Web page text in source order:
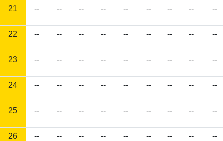
21 -- -- -- -- -- -- -- -- --
22 -- -- -- -- -- -- -- -- --
23 -- -- -- -- -- -- -- -- --
24 -- -- -- -- -- -- -- -- --
25 -- -- -- -- -- -- -- -- --
26 -- -- -- -- -- -- -- -- --